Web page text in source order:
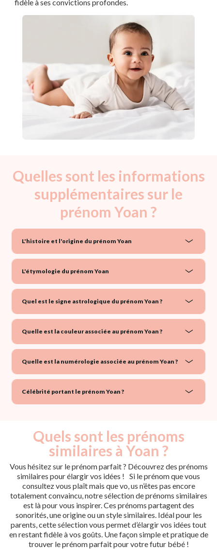
fidèle à ses convictions profondes.
Quelles sont les informations
supplémentaires sur le
prénom Yoan ?
L'histoire et l'origine du prénom Yoan
L'étymologie du prénom Yoan
Quel est le signe astrologique du prénom Yoan ?
Quelle est la couleur associée au prénom Yoan ?
Quelle est la numérologie associée au prénom Yoan ?
Célébrité portant le prénom Yoan ?
Quels sont les prénoms
similaires à Yoan ?
Vous hésitez sur le prénom parfait ? Découvrez des prénoms
similaires pour élargir vos idées ! Si le prénom que vous
consultez vous plaît mais que vo, us n’êtes pas encore
totalement convaincu, notre sélection de prénoms similaires
est là pour vous inspirer. Ces prénoms partagent des
sonorités, une origine ou un style similaires. Idéal pour les
parents, cette sélection vous permet d’élargir vos idées tout
en restant fidèle à vos goûts. Une façon simple et pratique de
trouver le prénom parfait pour votre futur bébé !